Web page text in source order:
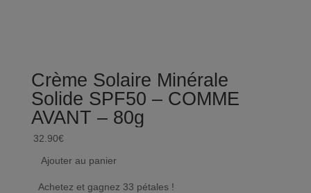
Crème Solaire Minérale
Solide SPF50 – COMME
AVANT – 80g
32.90€
Ajouter au panier
Achetez et gagnez 33 pétales !